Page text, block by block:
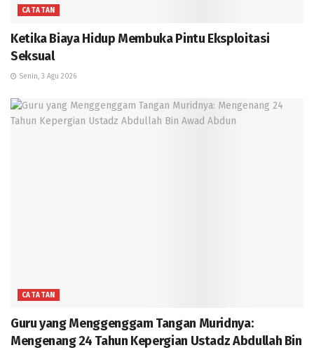
CATATAN
Ketika Biaya Hidup Membuka Pintu Eksploitasi
Seksual
Senin, 3 Agu 2026
CATATAN
Guru yang Menggenggam Tangan Muridnya:
Mengenang 24 Tahun Kepergian Ustadz Abdullah Bin